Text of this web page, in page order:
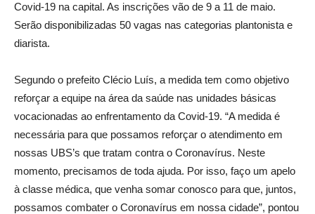
Covid-19 na capital. As inscrições vão de 9 a 11 de maio.
Serão disponibilizadas 50 vagas nas categorias plantonista e
diarista.
Segundo o prefeito Clécio Luís, a medida tem como objetivo
reforçar a equipe na área da saúde nas unidades básicas
vocacionadas ao enfrentamento da Covid-19. “A medida é
necessária para que possamos reforçar o atendimento em
nossas UBS’s que tratam contra o Coronavírus. Neste
momento, precisamos de toda ajuda. Por isso, faço um apelo
à classe médica, que venha somar conosco para que, juntos,
possamos combater o Coronavírus em nossa cidade”, pontou